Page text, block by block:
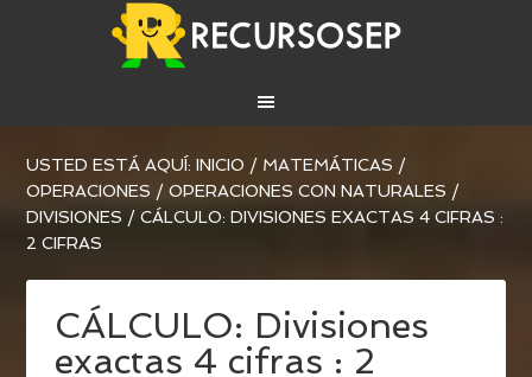
USTED ESTÁ AQUÍ:INICIO / MATEMÁTICAS /
OPERACIONES / OPERACIONES CON NATURALES /
DIVISIONES / CÁLCULO: DIVISIONES EXACTAS 4 CIFRAS :
2 CIFRAS
CÁLCULO: Divisiones
exactas 4 cifras : 2